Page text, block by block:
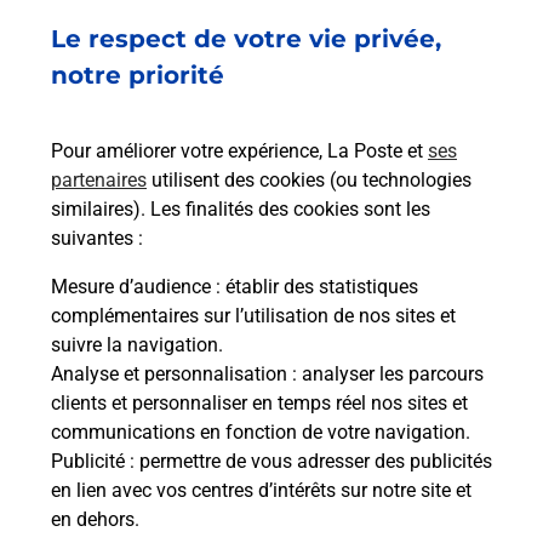
Le respect de votre vie privée,
notre priorité
Pour améliorer votre expérience, La Poste et ses
partenaires utilisent des cookies (ou technologies
similaires). Les finalités des cookies sont les
suivantes :
Mesure d’audience : établir des statistiques
complémentaires sur l’utilisation de nos sites et
suivre la navigation.
Analyse et personnalisation : analyser les parcours
clients et personnaliser en temps réel nos sites et
communications en fonction de votre navigation.
Publicité : permettre de vous adresser des publicités
en lien avec vos centres d’intérêts sur notre site et
en dehors.